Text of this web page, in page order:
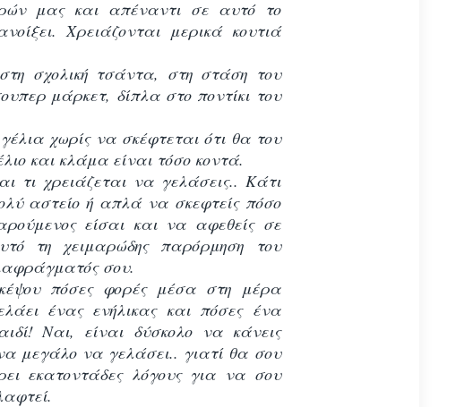
μας και απέναντι σε αυτό το
Χρειάζονται μερικά κουτιά
σχολική τσάντα, στη στάση του
μάρκετ, δίπλα στο ποντίκι του
χωρίς να σκέφτεται ότι θα του
και κλάμα είναι τόσο κοντά.
τι χρειάζεται να γελάσεις.. Κάτι
αστείο ή απλά να σκεφτείς πόσο
είσαι και να αφεθείς σε
τη χειμαρώδης παρόρμηση του
σου.
πόσες φορές μέσα στη μέρα
ένας ενήλικας και πόσες ένα
Ναι, είναι δύσκολο να κάνεις
μεγάλο να γελάσει.. γιατί θα σου
εκατοντάδες λόγους για να σου